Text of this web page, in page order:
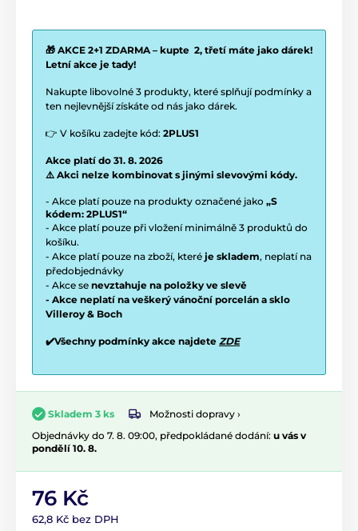
🎁 AKCE 2+1 ZDARMA – kupte 2, třetí máte jako dárek!
Letní akce je tady!
Nakupte libovolné 3 produkty, které splňují podmínky a
ten nejlevnější získáte od nás jako dárek.
👉 V košíku zadejte kód: 2PLUS1
Akce platí do 31. 8. 2026
⚠️ Akci nelze kombinovat s jinými slevovými kódy.
- Akce platí pouze na produkty označené jako „S
kódem: 2PLUS1“
- Akce platí pouze při vložení minimálně 3 produktů do
košíku.
- Akce platí pouze na zboží, které je skladem, neplatí na
předobjednávky
- Akce se nevztahuje na položky ve slevě
- Akce neplatí na veškerý vánoční porcelán a sklo
Villeroy & Boch
✔️Všechny podmínky akce najdete ZDE
Skladem 3 ks
Možnosti dopravy ›
Objednávky do 7. 8. 09:00, předpokládané dodání: u vás v
pondělí 10. 8.
76 Kč
62,8 Kč bez DPH